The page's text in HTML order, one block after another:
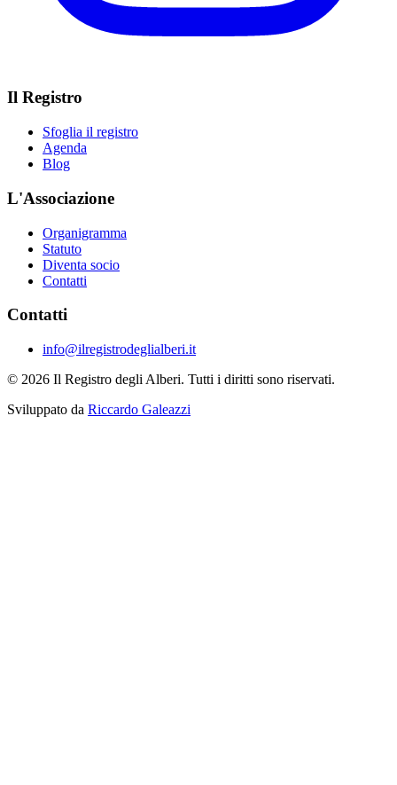
Il Registro
Sfoglia il registro
Agenda
Blog
L'Associazione
Organigramma
Statuto
Diventa socio
Contatti
Contatti
info@ilregistrodeglialberi.it
© 2026 Il Registro degli Alberi. Tutti i diritti sono riservati.
Sviluppato da Riccardo Galeazzi